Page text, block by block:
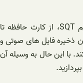
شارژی آهنربایی بیسیم SQT، از کارت حافظه تا
امکان ذخیره فایل های صوتی و
با این حال به وسیله آن